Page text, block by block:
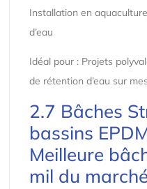
Installation en
d’eau
Idéal pour : Projets
de rétention d’eau sur
2.7 Bâches
bassins
Meilleure
mil du marché